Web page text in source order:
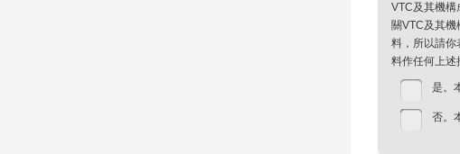
VTC及其機構
關VTC及其
料，所以請你
料作任何上述
是。
否。